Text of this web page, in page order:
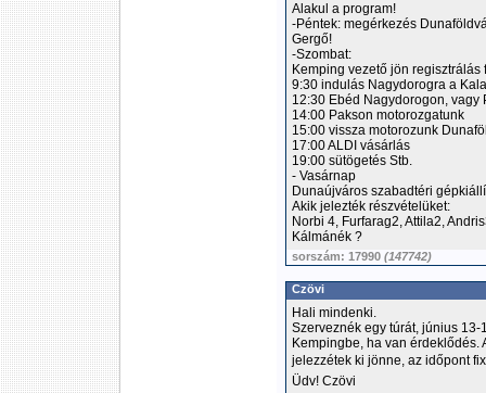
Alakul a program!
-Péntek: megérkezés
Gergő!
-Szombat:
Kemping vezető jön regisztrálás
9:30 indulás Nagydorogra a
12:30 Ebéd Nagydorogon, vagy
14:00 Pakson motorozgatunk
15:00 vissza motorozunk
17:00 ALDI vásárlás
19:00 sütögetés Stb.
- Vasárnap
Dunaújváros szabadtéri
Akik jelezték részvételüket:
Norbi 4, Furfarag2, Attila2,
Kálmánék ?
sorszám: 17990 (147742)
Czövi
Hali mindenki.
Szerveznék egy túrát, június
Kempingbe, ha van érdeklődés.
jelezzétek ki jönne, az időpont
Üdv! Czövi